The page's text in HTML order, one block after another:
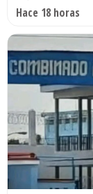
Hace 18 horas